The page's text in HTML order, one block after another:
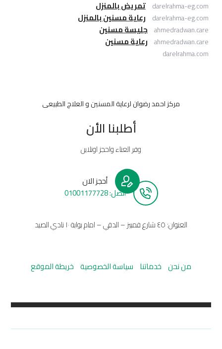
darelrahma-eg.com تمريض بالمنزل
darelrahma-eg.com رعاية مسنين بالمنزل
ahmedradwan.care جليسة مسنين
ahmedradwan.care رعاية مسنين
darelrahma.com
مركز احمد رضوان لرعاية المسنين و العلاج الطبيعى
أطلبنا الأن
وفر العناء واحجز اونلاين
أحجز الان
أتصل: 01001177728
العنوان: ٤٥ شارع قمبيز – الدقي – امام بوابة ١٠ نادي الصيد
من نحن خدماتنا سياسة الخصوصية خريطة الموقع